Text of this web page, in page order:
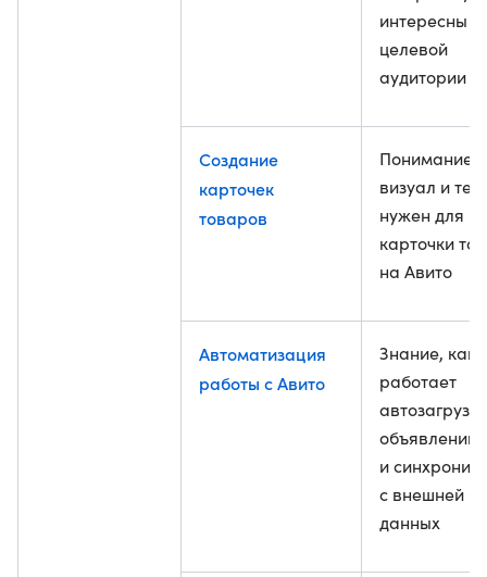
интересны
целевой
аудитории
Создание
карточек
товаров
Понимание,
визуал и
нужен для
карточки
на Авито
Автоматизация
работы с Авито
Знание, как
работает
объявлений
и
с внешней
данных